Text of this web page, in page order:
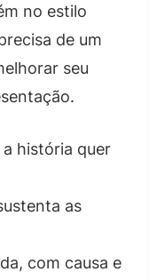
no estilo
de um
seu
história quer
as
com causa e